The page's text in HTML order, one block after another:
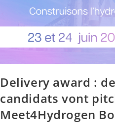
Delivery award :
candidats vont
Meet4Hydrogen